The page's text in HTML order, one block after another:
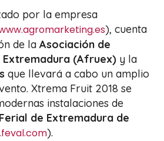
por la empresa
), cuenta
de laAsociación de
(Afruex) y la
que llevará a cabo un amplio
Xtrema Fruit 2018 se
instalaciones de
de Extremadura de
).